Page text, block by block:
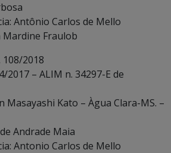
Antônio Carlos de Mello
Mardine Fraulob
2018
2017 – ALIM n. 34297-E de
Masayashi Kato – Àgua Clara-MS. –
Andrade Maia
Antonio Carlos de Mello